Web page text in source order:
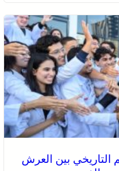
التاريخي بين العرش